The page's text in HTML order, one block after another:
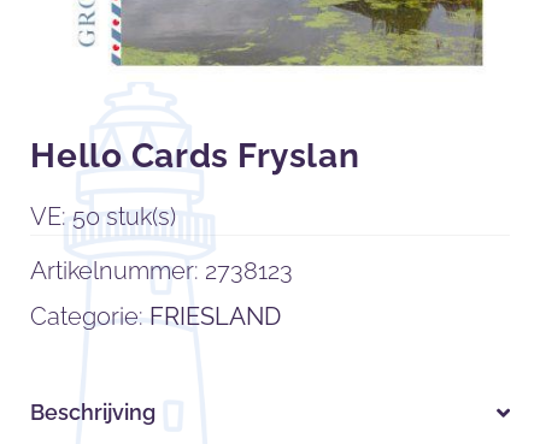
Hello Cards Fryslan
VE: 50 stuk(s)
Artikelnummer: 2738123
Categorie: FRIESLAND
Beschrijving